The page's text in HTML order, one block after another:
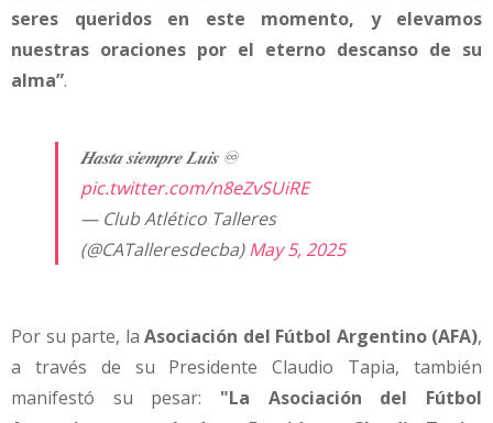
seres queridos en este momento, y elevamos
nuestras oraciones por el eterno descanso de su
alma”.
𝑯𝒂𝒔𝒕𝒂 𝒔𝒊𝒆𝒎𝒑𝒓𝒆 𝑳𝒖𝒊𝒔 ♾️
pic.twitter.com/n8eZvSUiRE
— Club Atlético Talleres
(@CATalleresdecba)May 5, 2025
Por su parte, la Asociación del Fútbol Argentino (AFA),
a través de su Presidente Claudio Tapia, también
manifestó su pesar: "La Asociación del Fútbol